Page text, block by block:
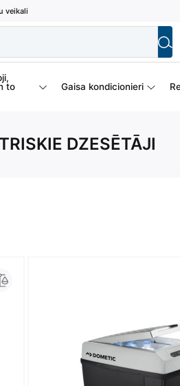
veikali
to
Gaisa kondicionieri
DZESĒTĀJI